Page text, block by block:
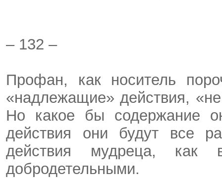
– 132 –
Профан, как носитель
«надлежащие» действия,
Но какое бы содержание
действия они будут все
действия мудреца, как
добродетельными.